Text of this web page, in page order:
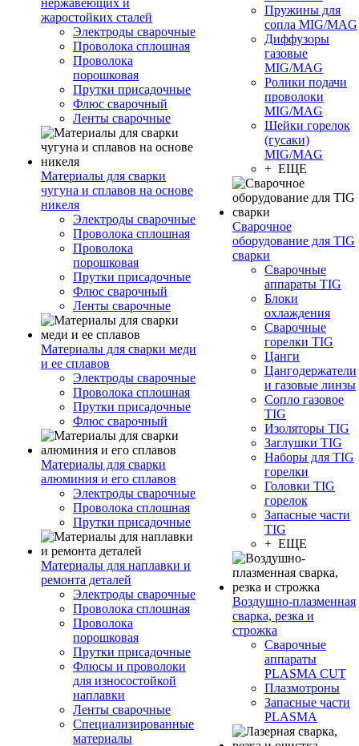
нержавеющих и
жаростойких сталей
Электроды сварочные
Проволока сплошная
Проволока
порошковая
Прутки присадочные
Флюс сварочный
Ленты сварочные
Материалы для сварки
чугуна и сплавов на основе
никеля
Электроды сварочные
Проволока сплошная
Проволока
порошковая
Прутки присадочные
Флюс сварочный
Ленты сварочные
Материалы для сварки меди
и ее сплавов
Электроды сварочные
Проволока сплошная
Прутки присадочные
Флюс сварочный
Материалы для сварки
алюминия и его сплавов
Электроды сварочные
Проволока сплошная
Прутки присадочные
Материалы для наплавки и
ремонта деталей
Электроды сварочные
Проволока сплошная
Проволока
порошковая
Прутки присадочные
Флюсы и проволоки
для износостойкой
наплавки
Ленты сварочные
Специализированные
материалы
Пружины для
сопла MIG/MAG
Диффузоры
газовые
MIG/MAG
Ролики подачи
проволоки
MIG/MAG
Шейки горелок
(гусаки)
MIG/MAG
+ ЕЩЕ
Сварочное
оборудование для TIG
сварки
Сварочные
аппараты TIG
Блоки
охлаждения
Сварочные
горелки TIG
Цанги
Цангодержатели
и газовые линзы
Сопло газовое
TIG
Изоляторы TIG
Заглушки TIG
Наборы для TIG
горелки
Головки TIG
горелок
Запасные части
TIG
+ ЕЩЕ
Воздушно-плазменная
сварка, резка и
строжка
Сварочные
аппараты
PLASMA CUT
Плазмотроны
Запасные части
PLASMA